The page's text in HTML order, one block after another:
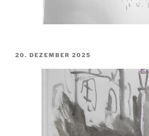
VERÖFFENTLICHT
20. DEZEMBER 2025